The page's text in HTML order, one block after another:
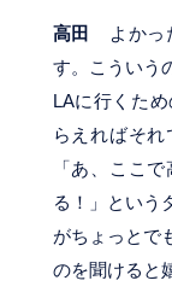
高田
よかっ
す。こういう
LAに行くた
らえればそ
「あ、ここ
る！」という
がちょっとで
のを聞けると